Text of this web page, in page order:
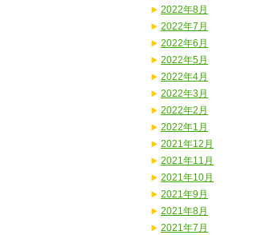
2022年8月
2022年7月
2022年6月
2022年5月
2022年4月
2022年3月
2022年2月
2022年1月
2021年12月
2021年11月
2021年10月
2021年9月
2021年8月
2021年7月